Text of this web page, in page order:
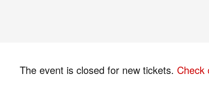
The event is closed for new tickets. Check